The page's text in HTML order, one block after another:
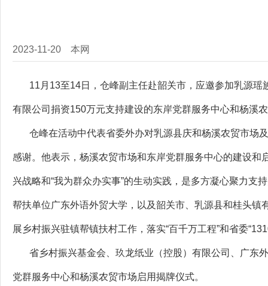
2023-11-20 本网
11月13至14日，仓峰副主任赴韶关市，应邀参加乳源瑶
有限公司捐资150万元支持建设的东岸党群服务中心和杨溪
仓峰在活动中代表省委外办对乳源县庆和杨溪农贸市场
感谢。他表示，杨溪农贸市场和东岸党群服务中心的建设
兴战略和“我为群众办实事”的生动实践，是多方凝心聚力支
帮扶单位广东外语外贸大学，以及韶关市、乳源县和桂头镇
展乡村振兴驻镇帮镇扶村工作，落实“百千万工程”和省委
省乡村振兴基金会、玖龙纸业（控股）有限公司、广东
党群服务中心和杨溪农贸市场启用揭牌仪式。